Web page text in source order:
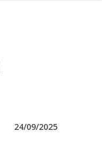
24/09/2025